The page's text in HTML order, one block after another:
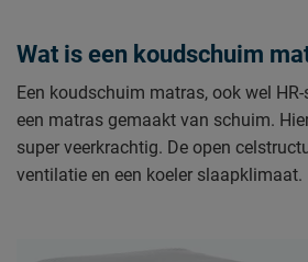
Wat is een koudschuim
Een koudschuim matras, ook wel
een matras gemaakt van schuim.
super veerkrachtig. De open
ventilatie en een koeler slaapklimaat.